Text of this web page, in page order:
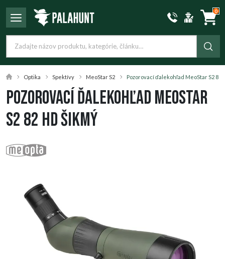
0
Optika Spektívy MeoStar S2 Pozorovací ďalekohľad MeoStar S2 82
Pozorovací ďalekohľad MeoStar
S2 82 HD šikmý